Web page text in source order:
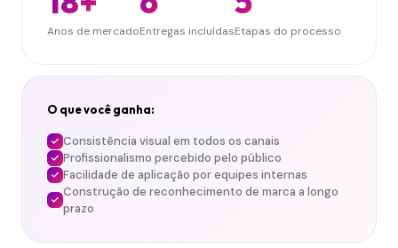
Anos de mercadoEntregas incluídasEtapas do processo
O que você ganha:
Consistência visual em todos os canais
Profissionalismo percebido pelo público
Facilidade de aplicação por equipes internas
Construção de reconhecimento de marca a longo
prazo